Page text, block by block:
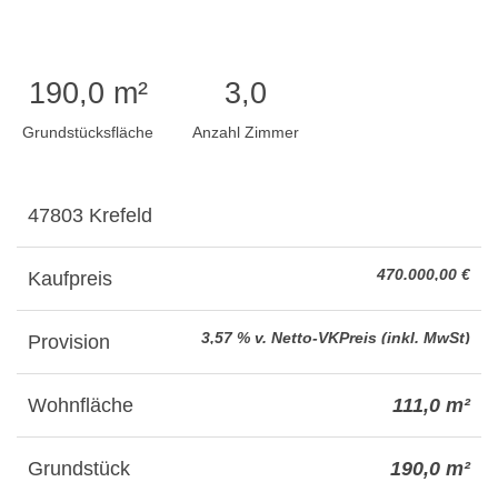
190,0 m²
Grundstücksfläche
3,0
Anzahl Zimmer
47803 Krefeld
Kaufpreis 470.000,00 €
Provision 3,57 % v. Netto-VKPreis (inkl. MwSt)
Wohnfläche 111,0 m²
Grundstück 190,0 m²